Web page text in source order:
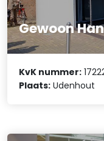
Gewoon
KvK nummer:
Plaats: Udenhout